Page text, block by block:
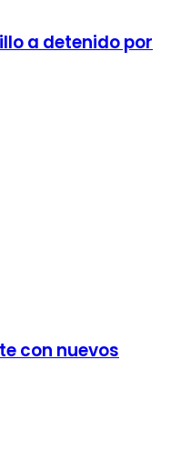
a detenido por
con nuevos